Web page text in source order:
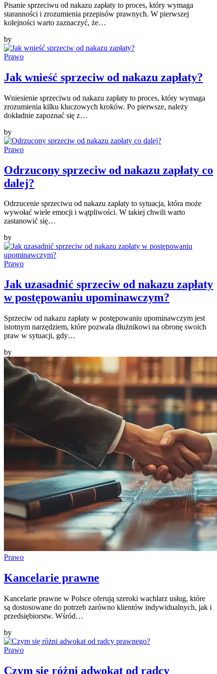
Pisanie sprzeciwu od nakazu zapłaty to proces, który wymaga
staranności i zrozumienia przepisów prawnych. W pierwszej
kolejności warto zaznaczyć, że…
by
Prawo
Jak wnieść sprzeciw od nakazu zapłaty?
Wniesienie sprzeciwu od nakazu zapłaty to proces, który wymaga
zrozumienia kilku kluczowych kroków. Po pierwsze, należy
dokładnie zapoznać się z…
by
Prawo
Odrzucony sprzeciw od nakazu zapłaty co
dalej?
Odrzucenie sprzeciwu od nakazu zapłaty to sytuacja, która może
wywołać wiele emocji i wątpliwości. W takiej chwili warto
zastanowić się…
by
Prawo
Jak uzasadnić sprzeciw od nakazu zapłaty
w postępowaniu upominawczym?
Sprzeciw od nakazu zapłaty w postępowaniu upominawczym jest
istotnym narzędziem, które pozwala dłużnikowi na obronę swoich
praw w sytuacji, gdy…
by
Prawo
Kancelarie prawne
Kancelarie prawne w Polsce oferują szeroki wachlarz usług, które
są dostosowane do potrzeb zarówno klientów indywidualnych, jak i
przedsiębiorstw. Wśród…
by
Prawo
Czym się różni adwokat od radcy